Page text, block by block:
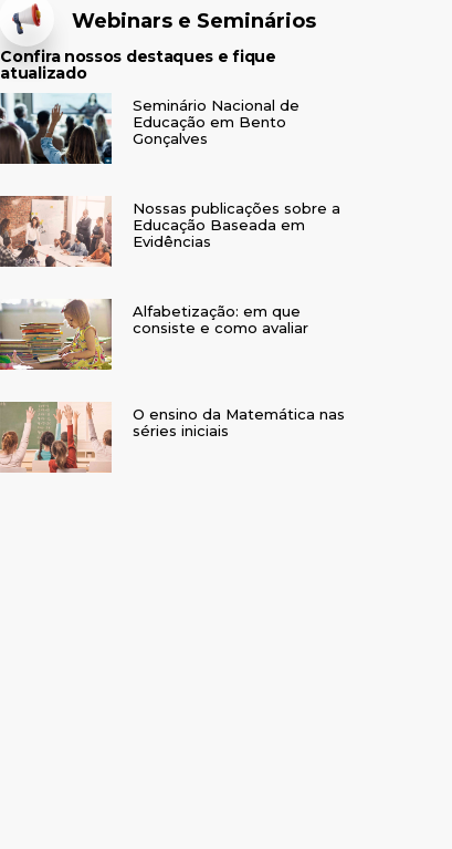
Webinars e Seminários
Confira nossos destaques e fique
atualizado
Seminário Nacional de
Educação em Bento
Gonçalves
Nossas publicações sobre a
Educação Baseada em
Evidências
Alfabetização: em que
consiste e como avaliar
O ensino da Matemática nas
séries iniciais